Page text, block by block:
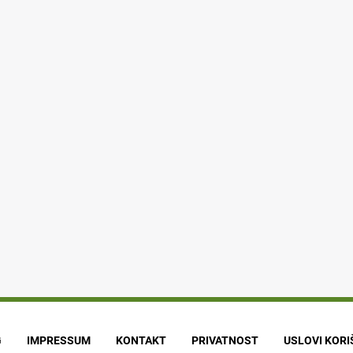
IMPRESSUM KONTAKT PRIVATNOST USLOVI